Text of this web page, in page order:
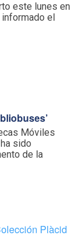
este lunes en
informado el
Móviles
sido
de la